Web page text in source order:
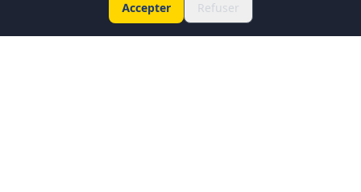
Accepter
Refuser